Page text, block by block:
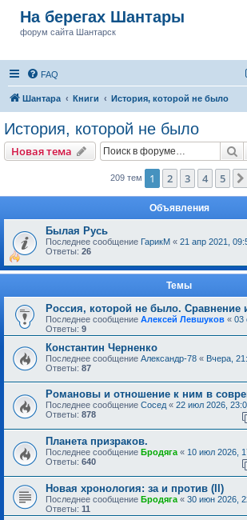
На берегах Шантары
форум сайта Шантарск
FAQ
Шантара Книги История, которой не было
История, которой не было
Новая тема
209 тем 1 2 3 4 5
Объявления
Былая Русь
Последнее сообщение ГарикМ « 21 апр 2021,
Ответы: 26
Темы
Россия, которой не было. Сравнение
Последнее сообщение Алексей Левшуков « 03
Ответы: 9
Константин Черненко
Последнее сообщение Александр-78 « Вчера,
Ответы: 87
Романовы и отношение к ним в
Последнее сообщение Сосед « 22 июл 2026,
Ответы: 878
Планета призраков.
Последнее сообщение Бродяга « 10 июл 2026,
Ответы: 640
Новая хронология: за и против (II)
Последнее сообщение Бродяга « 30 июн 2026,
Ответы: 11